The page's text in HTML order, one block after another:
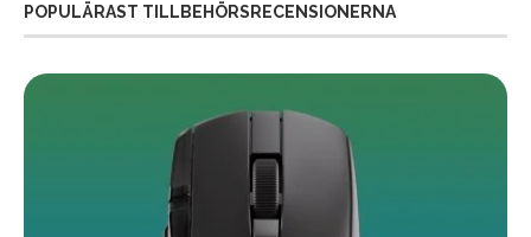
POPULÄRAST TILLBEHÖRSRECENSIONERNA